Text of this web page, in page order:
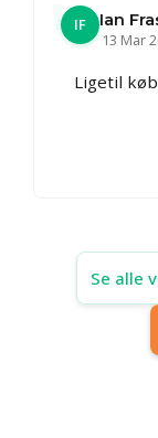
IF
Ian
13 Mar
Ligetil
Se alle